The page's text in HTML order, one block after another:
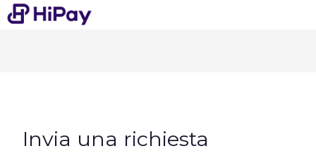
Invia una richiesta